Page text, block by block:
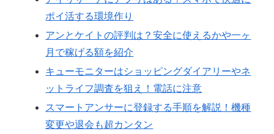
ポイ活する環境作り
アンとケイトの評判は？安全に使えるかや一ヶ
月で稼げる額を紹介
キューモニターはショッピングダイアリーやネ
ットライフ調査を狙え！電話に注意
スマートアンサーに登録する手順を解説！機種
変更や退会も超カンタン